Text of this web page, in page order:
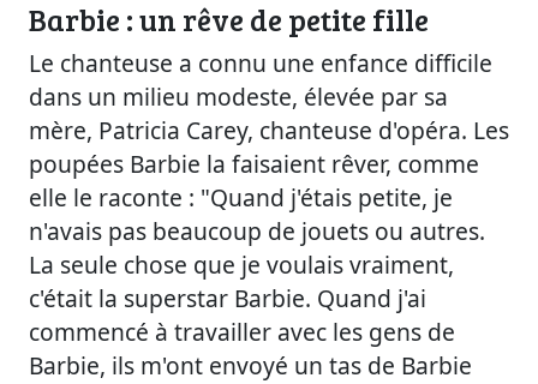
Barbie : un rêve de petite fille
Le chanteuse a connu une enfance difficile
dans un milieu modeste, élevée par sa
mère, Patricia Carey, chanteuse d'opéra. Les
poupées Barbie la faisaient rêver, comme
elle le raconte : "Quand j'étais petite, je
n'avais pas beaucoup de jouets ou autres.
La seule chose que je voulais vraiment,
c'était la superstar Barbie. Quand j'ai
commencé à travailler avec les gens de
Barbie, ils m'ont envoyé un tas de Barbie